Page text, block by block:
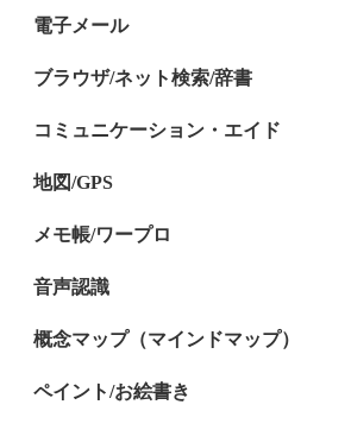
電子メール
ブラウザ/ネット検索/辞書
コミュニケーション・エイド
地図/GPS
メモ帳/ワープロ
音声認識
概念マップ（マインドマップ）
ペイント/お絵書き